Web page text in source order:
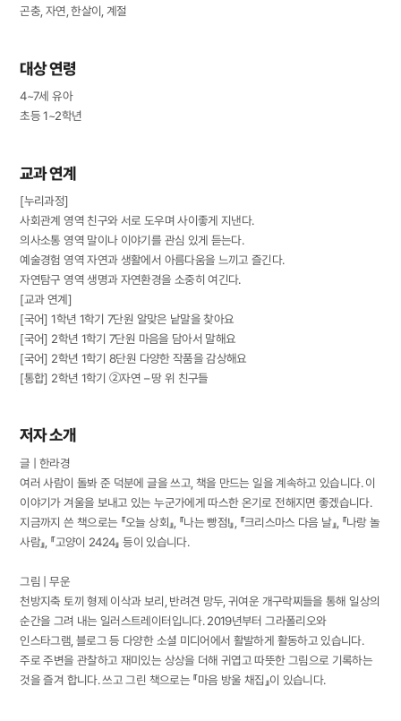
곤충, 자연, 한살이, 계절
대상 연령
4~7세 유아
초등 1~2학년
교과 연계
[누리과정]
사회관계 영역 친구와 서로 도우며 사이좋게 지낸다.
의사소통 영역 말이나 이야기를 관심 있게 듣는다.
예술경험 영역 자연과 생활에서 아름다움을 느끼고 즐긴다.
자연탐구 영역 생명과 자연환경을 소중히 여긴다.
[교과 연계]
[국어] 1학년 1학기 7단원 알맞은 낱말을 찾아요
[국어] 2학년 1학기 7단원 마음을 담아서 말해요
[국어] 2학년 1학기 8단원 다양한 작품을 감상해요
[통합] 2학년 1학기 ②자연 – 땅 위 친구들
저자 소개
글 | 한라경
여러 사람이 돌봐 준 덕분에 글을 쓰고, 책을 만드는 일을 계속하고 있습니다. 이
이야기가 겨울을 보내고 있는 누군가에게 따스한 온기로 전해지면 좋겠습니다.
지금까지 쓴 책으로는 『오늘 상회』, 『나는 빵점!』, 『크리스마스 다음 날』, 『나랑 놀
사람』, 『고양이 2424』 등이 있습니다.
그림 | 무운
천방지축 토끼 형제 이삭과 보리, 반려견 망두, 귀여운 개구락찌들을 통해 일상의
순간을 그려 내는 일러스트레이터입니다. 2019년부터 그라폴리오와
인스타그램, 블로그 등 다양한 소셜 미디어에서 활발하게 활동하고 있습니다.
주로 주변을 관찰하고 재미있는 상상을 더해 귀엽고 따뜻한 그림으로 기록하는
것을 즐겨 합니다. 쓰고 그린 책으로는 『마음 방울 채집』이 있습니다.